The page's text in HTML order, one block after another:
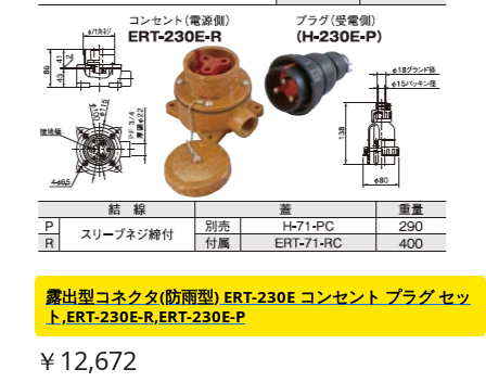
露出型コネクタ(防雨型) ERT-230E コンセント プラグ セッ
ト,ERT-230E-R,ERT-230E-P
￥12,672